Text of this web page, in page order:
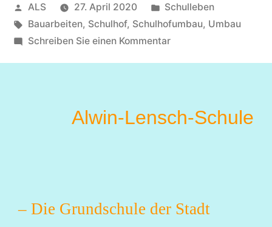
ALS 27. April 2020
Schulleben
Bauarbeiten, Schulhof, Schulhofumbau, Umbau
Schreiben Sie einen Kommentar
Alwin-Lensch-Schule
– Die Grundschule der Stadt